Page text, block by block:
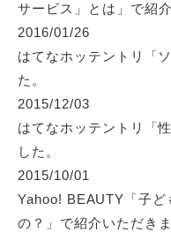
サービス」とは」 で紹
2016/01/26
はてなホッテントリ「
た。
2015/12/03
はてなホッテントリ「
した。
2015/10/01
Yahoo! BEAUTY「子ど
の？」 で紹介いただきま